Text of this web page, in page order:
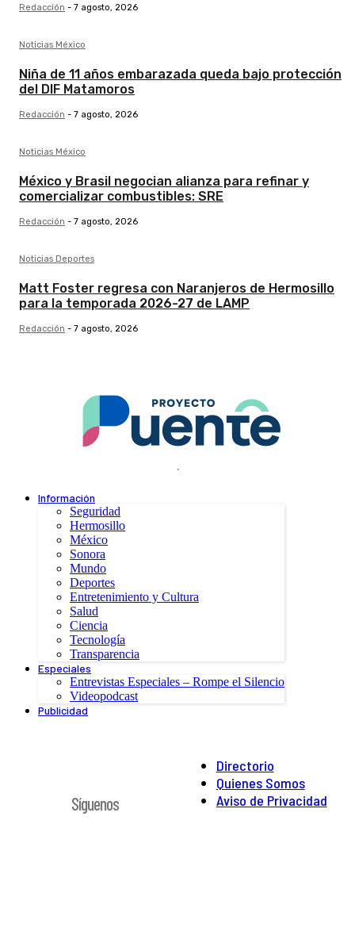
Redacción - 7 agosto, 2026
Noticias México
Niña de 11 años embarazada queda bajo protección
del DIF Matamoros
Redacción - 7 agosto, 2026
Noticias México
México y Brasil negocian alianza para refinar y
comercializar combustibles: SRE
Redacción - 7 agosto, 2026
Noticias Deportes
Matt Foster regresa con Naranjeros de Hermosillo
para la temporada 2026-27 de LAMP
Redacción - 7 agosto, 2026
.
Información
Seguridad
Hermosillo
México
Sonora
Mundo
Deportes
Entretenimiento y Cultura
Salud
Ciencia
Tecnología
Transparencia
Especiales
Entrevistas Especiales – Rompe el Silencio
Videopodcast
Publicidad
Directorio
Quienes Somos
Aviso de Privacidad
Síguenos